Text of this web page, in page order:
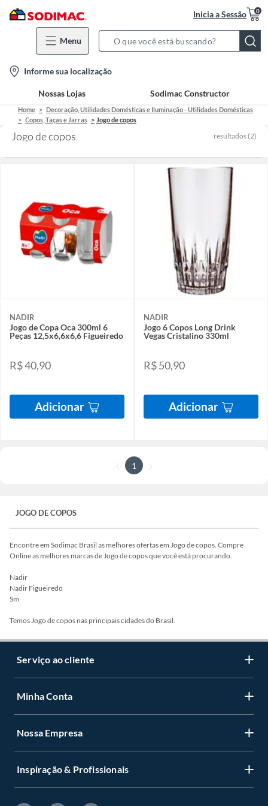
Inicia a Sessão 0
Menu
Search
Bar
location-
icon
Informe sua localização
Nossas Lojas Sodimac Constructor
Home
Decoração, Utilidades Domésticas e Iluminação - Utilidades Domésticas
Copos, Taças e Jarras
Jogo de copos
Jogo de copos resultados (2)
NADIR
Jogo de Copa Oca 300ml 6
Peças 12,5x6,6x6,6 Figueiredo
R$ 40,90
Adicionar
NADIR
Jogo 6 Copos Long Drink
Vegas Cristalino 330ml
R$ 50,90
Adicionar
1
JOGO DE COPOS
Encontre em Sodimac Brasil as melhores ofertas em Jogo de copos. Compre
Online as melhores marcas de Jogo de copos que você está procurando.
Nadir
Nadir Figueiredo
Sm
Temos Jogo de copos nas principais cidades do Brasil.
Serviço ao cliente
Minha Conta
Nossa Empresa
Inspiração & Profissionais